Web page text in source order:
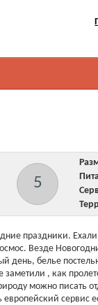
5
праздники.
Везде
день, белье
заметили , как
можно писать
сервис